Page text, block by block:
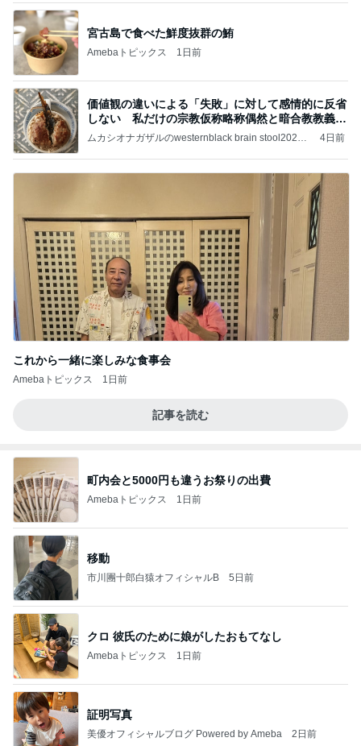
宮古島で食べた鮮度抜群の鮪
Amebaトピックス 1日前
価値観の違いによる「失敗」に対して感情的に反省
しない 私だけの宗教仮称略称偶然と暗合教教義候
補
ムカシオナガザルのwesternblack brain stool2024
ガザル
4日前
これから一緒に楽しみな食事会
Amebaトピックス 1日前
記事を読む
町内会と5000円も違うお祭りの出費
Amebaトピックス 1日前
移動
市川團十郎白猿オフィシャルB 5日前
クロ 彼氏のために娘がしたおもてなし
Amebaトピックス 1日前
証明写真
美優オフィシャルブログ Powered by Ameba 2日前